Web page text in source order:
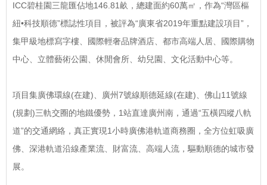
ICC碧桂園三龍匯佔地146.81畝，總建面約60萬㎡，作為“灣區樞
紐•科技順德”標誌性項目，被評為“廣東省2019年重點建設項目”，
集甲級地標寫字樓、國際輕奢品牌酒店、都市高端人居、國際購物
中心、立體藝術公園、休閒會所、幼兒園、文化活動中心等。
項目集廣佛環線(在建)、廣州7號線順德延線(在建)、佛山11號線
(規劃)三軌交圈的地鐵優勢，1站直達廣州南，通過“五橫四縱八軌
道”的交通網絡，真正實現1小時廣佛港軌道商務圈，全方位虹吸廣
佛、深港軌道沿線產業流、財富流、高端人流，驅動順德的城市發
展。